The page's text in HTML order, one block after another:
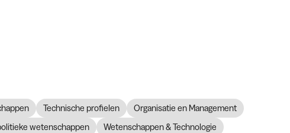
Technische profielen
Organisatie en Management
wetenschappen
Wetenschappen & Technologie